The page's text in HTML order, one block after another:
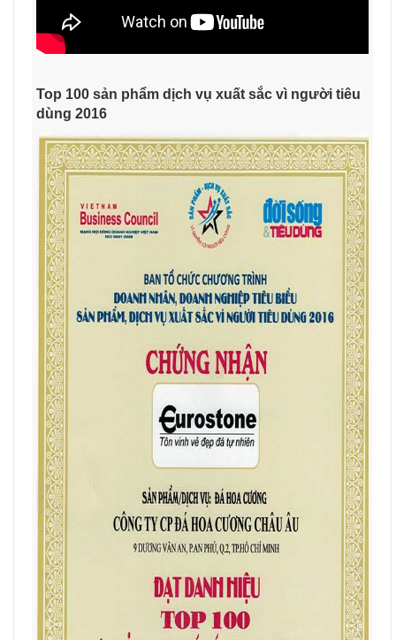
Top 100 sản phẩm dịch vụ xuất sắc vì người tiêu
dùng 2016